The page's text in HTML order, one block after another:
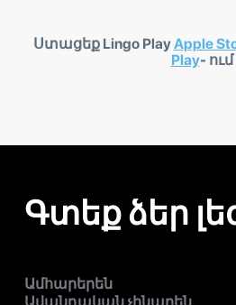
Ստացեք Lingo PlayApple
Play- ում
Գտեք ձեր
Ամհարերեն